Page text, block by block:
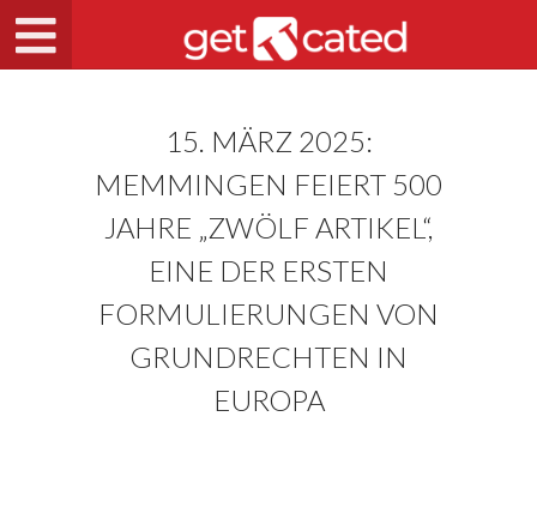
15. MÄRZ 2025:
MEMMINGEN FEIERT 500
JAHRE „ZWÖLF ARTIKEL“,
EINE DER ERSTEN
FORMULIERUNGEN VON
GRUNDRECHTEN IN
EUROPA